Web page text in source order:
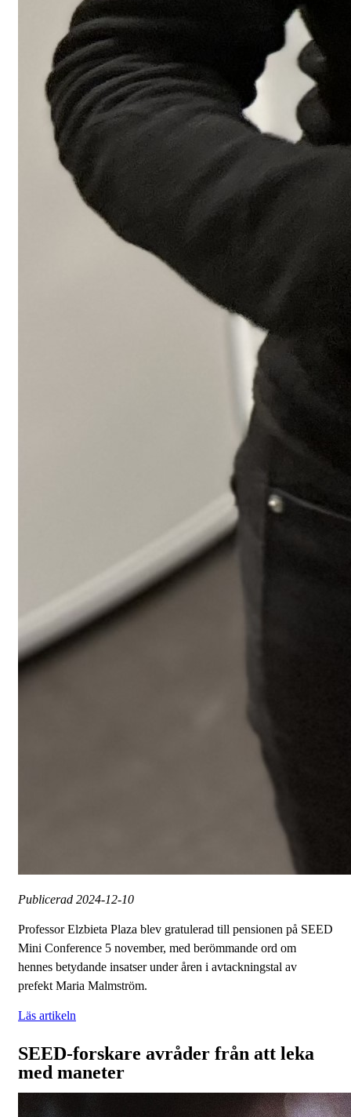
Publicerad 2024-12-10
Professor Elzbieta Plaza blev gratulerad till pensionen på SEED
Mini Conference 5 november, med berömmande ord om
hennes betydande insatser under åren i avtackningstal av
prefekt Maria Malmström.
Läs artikeln
SEED-forskare avråder från att leka
med maneter